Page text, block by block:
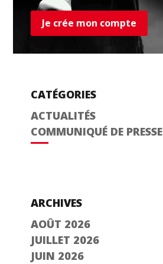
Je crée mon compte
CATÉGORIES
ACTUALITÉS
COMMUNIQUÉ DE PRESSE
ARCHIVES
AOÛT 2026
JUILLET 2026
JUIN 2026